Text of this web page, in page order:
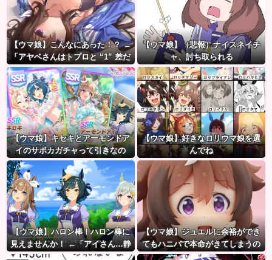
【ウマ娘】こんなにあった！？ ←
「アヤベさんはトプロと “1” 差だ
ぞ」
【ウマ娘】（悲報）ナイスネイチ
ャ、討ち取られる
【ウマ娘】キセキとアーモンドア
イのサポカガチャって引きなの
だ？
【ウマ娘】好きなロリウマ娘を選
んでね
【ウマ娘】ハロン棒！ハロン棒に
見えませんか！ ←「アイさん…静
かに…」
【ウマ娘】ジュエルに余裕ができ
てもハニバで本命がきてしまうの
だ。